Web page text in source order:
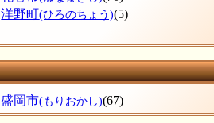
洋野町(ひろのちょう)(5)
盛岡市(もりおかし)(67)